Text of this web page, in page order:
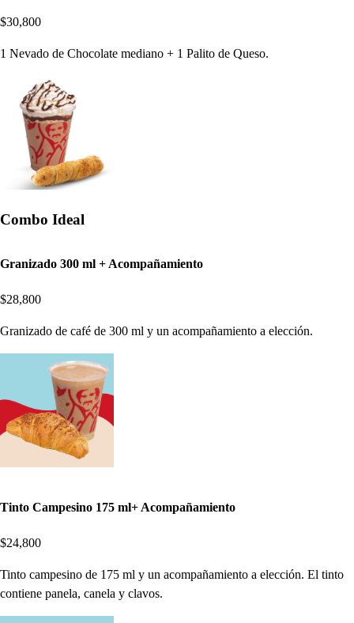
$30,800
1 Nevado de Chocolate mediano + 1 Palito de Queso.
Combo Ideal
Granizado 300 ml + Acompañamiento
$28,800
Granizado de café de 300 ml y un acompañamiento a elección.
Tinto Campesino 175 ml+ Acompañamiento
$24,800
Tinto campesino de 175 ml y un acompañamiento a elección. El tinto
contiene panela, canela y clavos.